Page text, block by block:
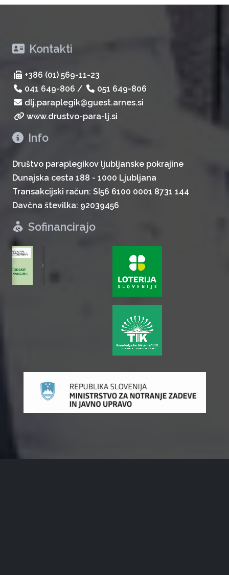
Kontakti
+386 (01) 569-11-23
041 649-806 /
051 649-806
dlj.paraplegik@guest.arnes.si
www.drustvo-para-lj.si
Info
Društvo paraplegikov ljubljanske pokrajine
Dunajska cesta 188 - 1000 Ljubljana
Transakcijski račun: SI56 6100 0001 8731 144
Davčna številka: 92039456
zurück
Sofinancirajo